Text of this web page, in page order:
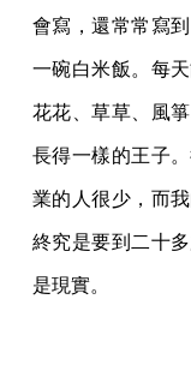
會寫，還常常寫
一碗白米飯。每
花花、草草、風
長得一樣的王子
業的人很少，而
終究是要到二十
是現實。